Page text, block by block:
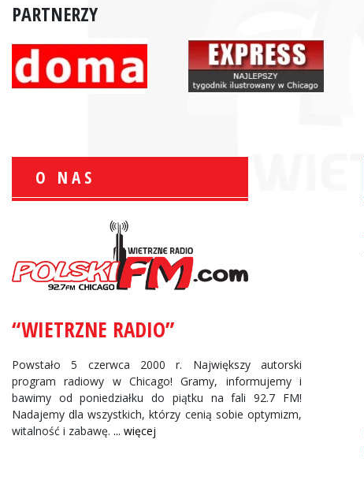
PARTNERZY
O NAS
“WIETRZNE RADIO”
Powstało 5 czerwca 2000 r. Największy autorski
program radiowy w Chicago! Gramy, informujemy i
bawimy od poniedziałku do piątku na fali 92.7 FM!
Nadajemy dla wszystkich, którzy cenią sobie optymizm,
witalność i zabawę. ... więcej
Informacje Giełdowe